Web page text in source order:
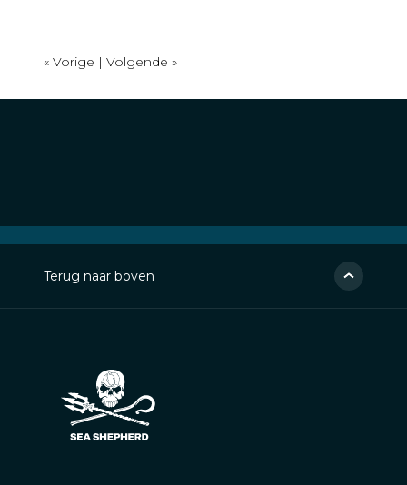
« Vorige | Volgende »
Terug naar boven